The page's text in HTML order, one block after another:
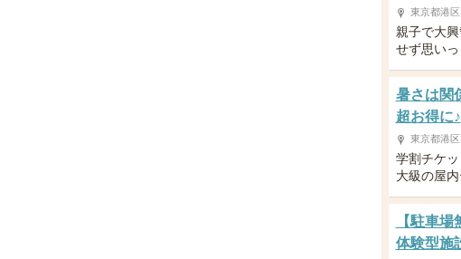
東京都港区
親子で大
せず思いっ
暑さは関
超お得に♪
東京都港区
学割チケ
大級の屋内
【駐車
体験型施